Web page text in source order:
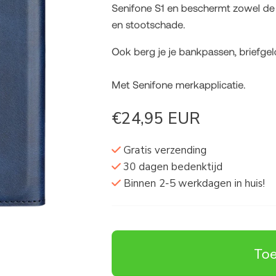
Senifone S1 en beschermt zowel
en stootschade.
Ook berg je je bankpassen,
Met Senifone merkapplicatie.
€24,95 EUR
Gratis verzending
30 dagen bedenktijd
Binnen 2-5 werkdagen in huis!